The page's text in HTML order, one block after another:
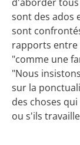
sont des ados
sont
rapports entre
"comme une
"Nous
sur la
des choses
ou s'ils